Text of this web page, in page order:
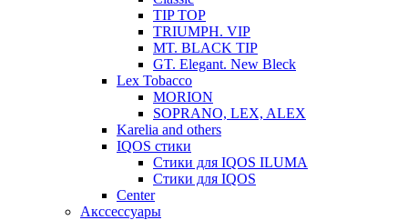
TIP TOP
TRIUMPH. VIP
MT. BLACK TIP
GT. Elegant. New Bleck
Lex Tobacco
MORION
SOPRANO, LEX, ALEX
Karelia and others
IQOS стики
Стики для IQOS ILUMA
Стики для IQOS
Сenter
Акссессуары